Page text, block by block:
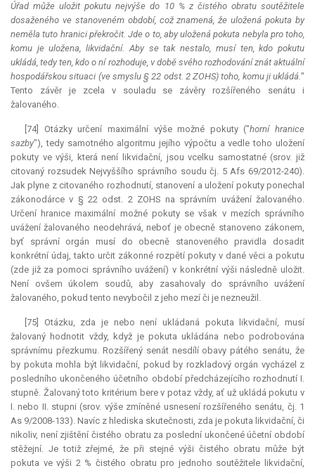
Úřad může uložit pokutu nejvýše do 10 % z čistého obratu soutěžitele
dosaženého ve stanoveném období, což znamená, že uložená pokuta by
neměla tuto hranici překročit. Jde o to, aby uložená pokuta nebyla pro toho,
komu je uložena, likvidační. Aby se tak nestalo, musí ten, kdo pokutu
ukládá, tedy ten, kdo o ní rozhoduje, v době svého rozhodování znát aktuální
hospodářskou situaci (ve smyslu § 22 odst. 2 ZOHS) toho, komu ji ukládá."
Tento závěr je zcela v souladu se závěry rozšířeného senátu i
žalovaného.
[74] Otázky určení maximální výše možné pokuty ("horní hranice
sazby"), tedy samotného algoritmu jejího výpočtu a vedle toho uložení
pokuty ve výši, která není likvidační, jsou vcelku samostatné (srov. již
citovaný rozsudek Nejvyššího správního soudu čj. 5 Afs 69/2012-240).
Jak plyne z citovaného rozhodnutí, stanovení a uložení pokuty ponechal
zákonodárce v § 22 odst. 2 ZOHS na správním uvážení žalovaného.
Určení hranice maximální možné pokuty se však v mezích správního
uvážení žalovaného neodehrává, neboť je obecně stanoveno zákonem,
byť správní orgán musí do obecně stanoveného pravidla dosadit
konkrétní údaj, takto určit zákonné rozpětí pokuty v dané věci a pokutu
(zde již za pomoci správního uvážení) v konkrétní výši následně uložit.
Není ovšem úkolem soudů, aby zasahovaly do správního uvážení
žalovaného, pokud tento nevybočil z jeho mezí či je nezneužil.
[75] Otázku, zda je nebo není ukládaná pokuta likvidační, musí
žalovaný hodnotit vždy, když je pokuta ukládána nebo podrobována
správnímu přezkumu. Rozšířený senát nesdílí obavy pátého senátu, že
by pokuta mohla být likvidační, pokud by rozkladový orgán vycházel z
posledního ukončeného účetního období předcházejícího rozhodnutí I.
stupně. Žalovaný toto kritérium bere v potaz vždy, ať už ukládá pokutu v
I. nebo II. stupni (srov. výše zmíněné usnesení rozšířeného senátu, čj. 1
As 9/2008-133). Navíc z hlediska skutečnosti, zda je pokuta likvidační, či
nikoliv, není zjištění čistého obratu za poslední ukončené účetní období
stěžejní. Je totiž zřejmé, že při stejné výši čistého obratu může být
pokuta ve výši 2 % čistého obratu pro jednoho soutěžitele likvidační,